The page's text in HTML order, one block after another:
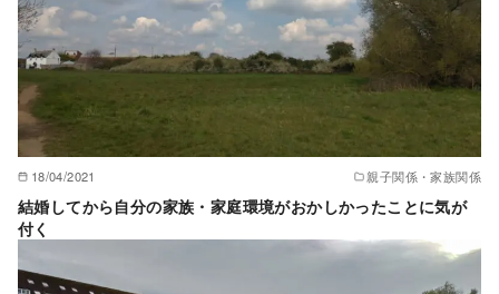
18/04/2021 親子関係・家族関係
結婚してから自分の家族・家庭環境がおかしかったことに気が
付く